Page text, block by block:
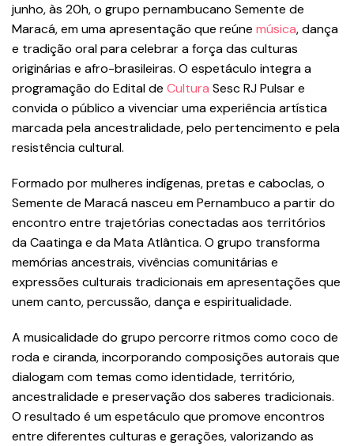
junho, às 20h, o grupo pernambucano Semente de
Maracá, em uma apresentação que reúne música, dança
e tradição oral para celebrar a força das culturas
originárias e afro-brasileiras. O espetáculo integra a
programação do Edital de Cultura Sesc RJ Pulsar e
convida o público a vivenciar uma experiência artística
marcada pela ancestralidade, pelo pertencimento e pela
resistência cultural.
Formado por mulheres indígenas, pretas e caboclas, o
Semente de Maracá nasceu em Pernambuco a partir do
encontro entre trajetórias conectadas aos territórios
da Caatinga e da Mata Atlântica. O grupo transforma
memórias ancestrais, vivências comunitárias e
expressões culturais tradicionais em apresentações que
unem canto, percussão, dança e espiritualidade.
A musicalidade do grupo percorre ritmos como coco de
roda e ciranda, incorporando composições autorais que
dialogam com temas como identidade, território,
ancestralidade e preservação dos saberes tradicionais.
O resultado é um espetáculo que promove encontros
entre diferentes culturas e gerações, valorizando as